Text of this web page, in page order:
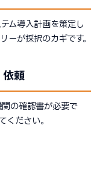
ム導入計画を策定し
ーが採択のカギです。
依頼
の確認書が必要で
ください。